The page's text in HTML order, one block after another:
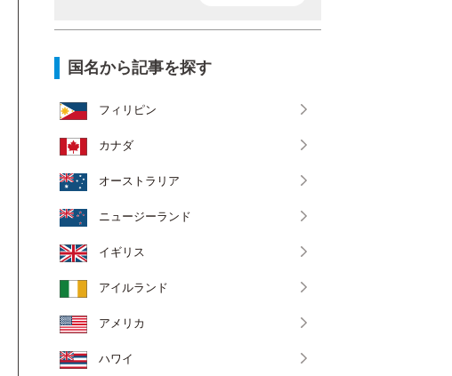
国名から記事を探す
フィリピン
カナダ
オーストラリア
ニュージーランド
イギリス
アイルランド
アメリカ
ハワイ